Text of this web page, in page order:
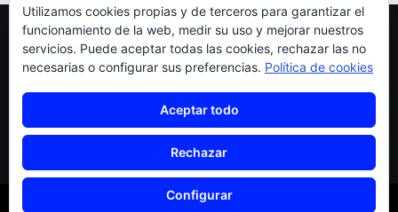
pardellas
Utilizamos cookies propias y de terceros para garantizar el
funcionamiento de la web, medir su uso y mejorar nuestros
servicios. Puede aceptar todas las cookies, rechazar las no
necesarias o configurar sus preferencias. Política de cookies
Aceptar todo
Rechazar
Configurar